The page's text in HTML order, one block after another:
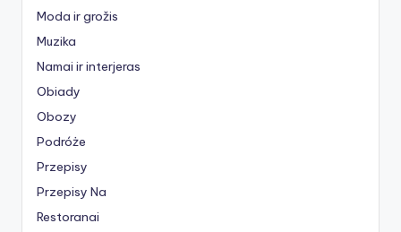
Moda ir grožis
Muzika
Namai ir interjeras
Obiady
Obozy
Podróże
Przepisy
Przepisy Na
Restoranai